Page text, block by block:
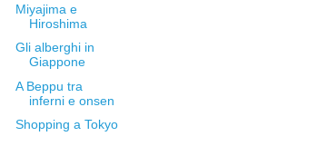
Miyajima e
Hiroshima
Gli alberghi in
Giappone
A Beppu tra
inferni e onsen
Shopping a Tokyo